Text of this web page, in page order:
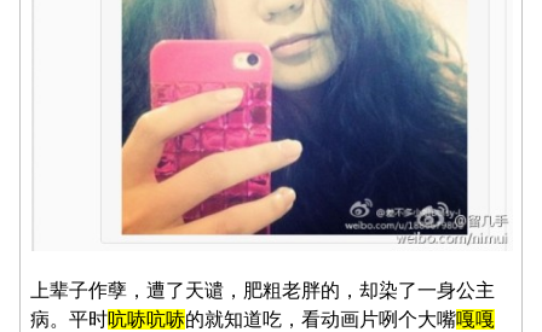
上辈子作孽，遭了天谴，肥粗老胖的，却染了一身公主
病。平时吭哧吭哧的就知道吃，看动画片咧个大嘴嘎嘎